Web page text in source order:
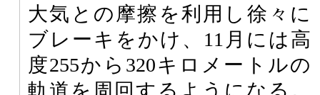
大気との摩擦を利用し徐々に
ブレーキをかけ、11月には高
度255から320キロメートルの
軌道を周回するようになる。